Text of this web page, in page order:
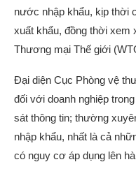
nước nhập khẩu, kịp thời
xuất khẩu, đồng thời xem
Thương mại Thế giới
Đại diện Cục Phòng vệ
đối với doanh nghiệp
sát thông tin; thường
nhập khẩu, nhất là cả
có nguy cơ áp dụng lên